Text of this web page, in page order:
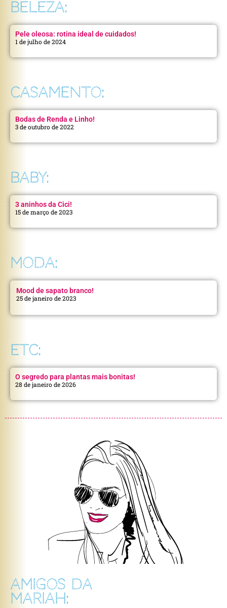
BELEZA:
Pele oleosa: rotina ideal de cuidados!
1 de julho de 2024
CASAMENTO:
Bodas de Renda e Linho!
3 de outubro de 2022
BABY:
3 aninhos da Cici!
15 de março de 2023
MODA:
Mood de sapato branco!
25 de janeiro de 2023
ETC:
O segredo para plantas mais bonitas!
28 de janeiro de 2026
AMIGOS DA
MARIAH: